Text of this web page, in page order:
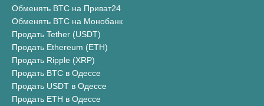
Обменять BTC на Приват24
Обменять BTC на Монобанк
Продать Tether (USDT)
Продать Ethereum (ETH)
Продать Ripple (XRP)
Продать BTC в Одессе
Продать USDT в Одессе
Продать ETH в Одессе